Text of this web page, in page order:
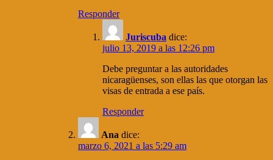
Responder
Juriscuba dice:
julio 13, 2019 a las 12:26 pm
Debe preguntar a las autoridades
nicaragüenses, son ellas las que otorgan las
visas de entrada a ese país.
Responder
Ana dice:
marzo 6, 2021 a las 5:29 am